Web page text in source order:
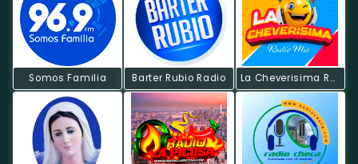
Somos Familia Barter Rubio Radio La Cheverisima Radio Mix.